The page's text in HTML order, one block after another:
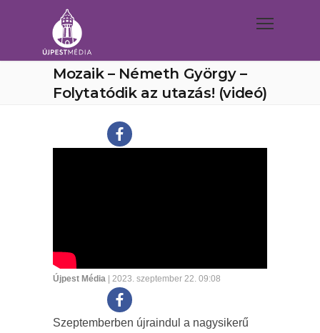
Mozaik – Németh György –
Folytatódik az utazás! (videó)
Újpest Média | 2023. szeptember 22. 09:08
Szeptemberben újraindul a nagysikerű